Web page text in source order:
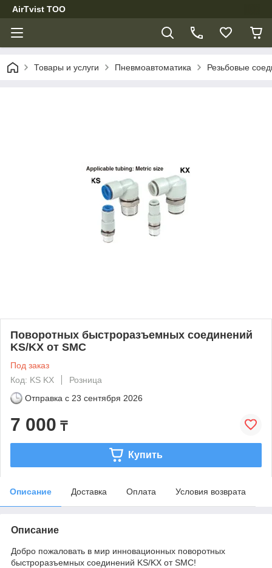
AirTvist TOO
Товары и услуги Пневмоавтоматика Резьбовые
Поворотных быстроразъемных соединений
KS/KX от SMC
Под заказ
Код: KS KX
Розница
Отправка с 23 сентября 2026
7 000 ₸
Купить
Описание Доставка Оплата Условия возврата
Описание
Добро пожаловать в мир инновационных поворотных
быстроразъемных соединений KS/KX от SMC!